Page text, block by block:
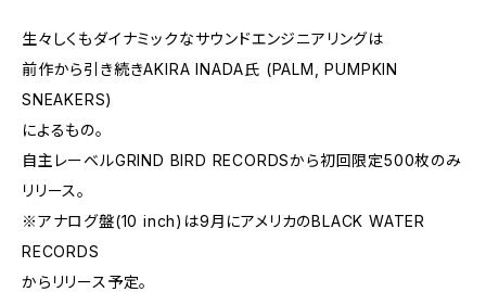
生々しくもダイナミックなサウンドエンジニアリングは
前作から引き続きAKIRA INADA氏 (PALM, PUMPKIN
SNEAKERS)
によるもの。
自主レーベルGRIND BIRD RECORDSから初回限定500枚のみ
リリース。
※アナログ盤(10 inch)は9月にアメリカのBLACK WATER
RECORDS
からリリース予定。